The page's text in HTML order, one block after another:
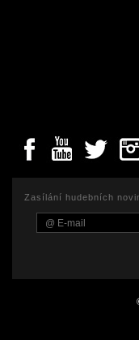
Zasílání hudebních